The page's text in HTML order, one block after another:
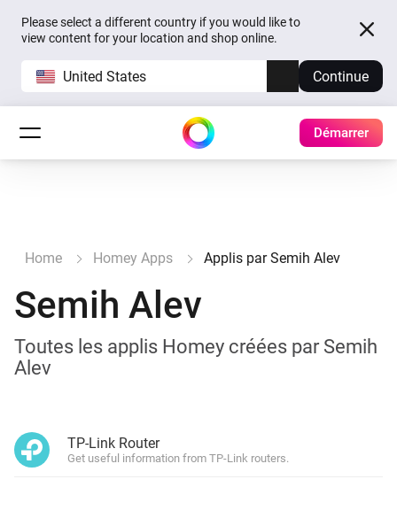
Please select a different country if you would like to
view content for your location and shop online.
United States Continue
Démarrer
Home Homey Apps Applis par Semih Alev
Semih Alev
Toutes les applis Homey créées par Semih
Alev
TP-Link Router
Get useful information from TP-Link routers.